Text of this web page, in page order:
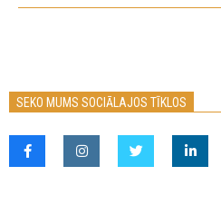
SEKO MUMS SOCIĀLAJOS TĪKLOS